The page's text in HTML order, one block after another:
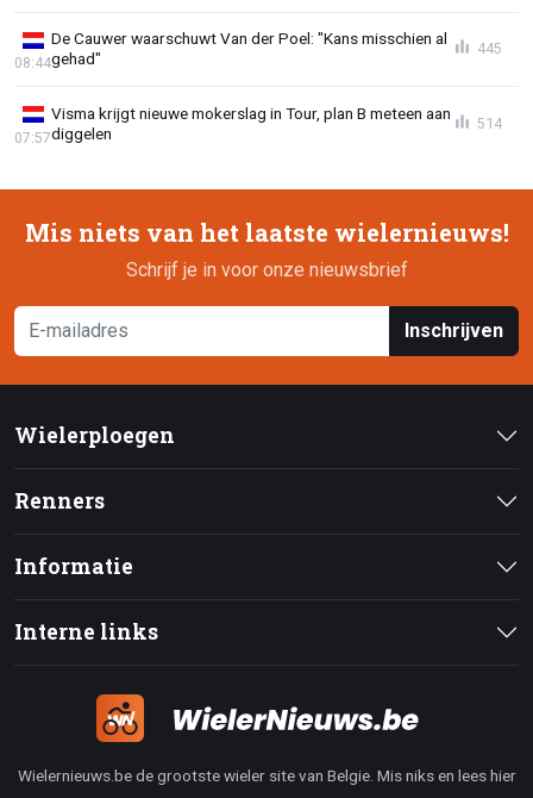
De Cauwer waarschuwt Van der Poel: "Kans misschien al
gehad"
08:44
445
Visma krijgt nieuwe mokerslag in Tour, plan B meteen aan
diggelen
07:57
514
Mis niets van het laatste wielernieuws!
Schrijf je in voor onze nieuwsbrief
Inschrijven
Wielerploegen
Renners
Informatie
Interne links
Wielernieuws.be de grootste wieler site van Belgie. Mis niks en lees hier